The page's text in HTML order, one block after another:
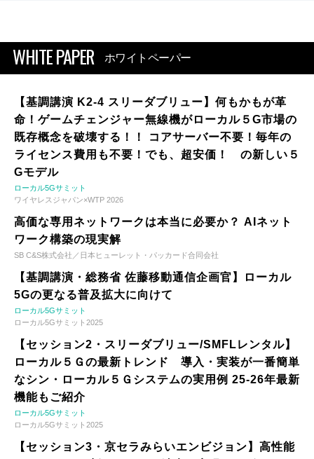
WHITE PAPER ホワイトペーパー
【基調講演 K2-4 スリーダブリュー】何もかもが革
命！ゲームチェンジャー無線機がローカル５G市場の
既存概念を破壊する！！ コアサーバー不要！毎年の
ライセンス費用も不要！でも、超安価！ の新しい５
Gモデル
ローカル5Gサミット
ワイヤレスジャパン×WTP 2026
高価な専用ネットワークは本当に必要か？ AIネット
ワーク構築の現実解
SB C&S株式会社／日本ヒューレット・パッカード合同会社
【基調講演・総務省 佐藤移動通信企画官】ローカル
5Gの更なる普及拡大に向けて
ローカル5Gサミット
ローカル5Gサミット2025
【セッション2・スリーダブリュー/SMFLレンタル】
ローカル５Ｇの最新トレンド 導入・実装が一番簡単
なシン・ローカル５Ｇシステムの実用例 25-26年最新
機能もご紹介
ローカル5Gサミット
ローカル5Gサミット2025
【セッション3・京セラみらいエンビジョン】高性能